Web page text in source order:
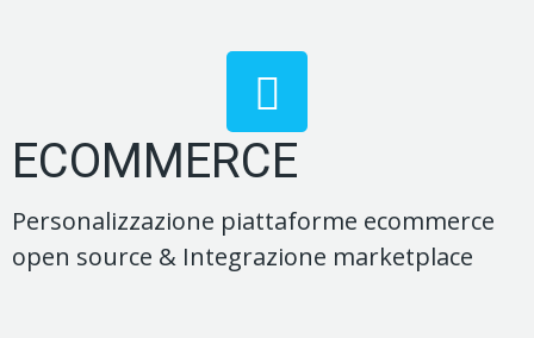
ECOMMERCE
Personalizzazione piattaforme ecommerce
open source & Integrazione marketplace